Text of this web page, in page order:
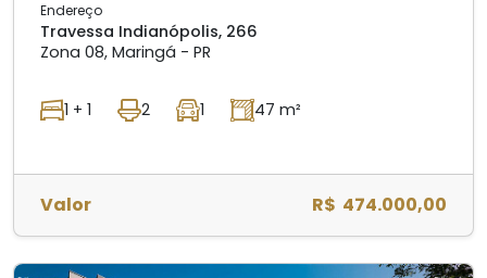
Endereço
Travessa Indianópolis, 266
Zona 08, Maringá - PR
1 + 1 2 1 47 m²
Valor R$ 474.000,00